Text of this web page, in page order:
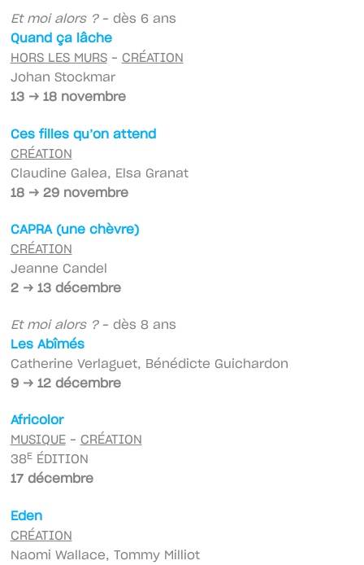
Et moi alors ? – dès 6 ans
Quand ça lâche
HORS LES MURS– CRÉATION
Johan Stockmar
13 → 18 novembre
Ces filles qu’on attend
CRÉATION
Claudine Galea, Elsa Granat
18 → 29 novembre
CAPRA (une chèvre)
CRÉATION
Jeanne Candel
2 → 13 décembre
Et moi alors ?– dès 8 ans
Les Abîmés
Catherine Verlaguet, Bénédicte Guichardon
9 → 12 décembre
Africolor
MUSIQUE– CRÉATION
38 EÉDITION
17 décembre
Eden
CRÉATION
Naomi Wallace, Tommy Milliot